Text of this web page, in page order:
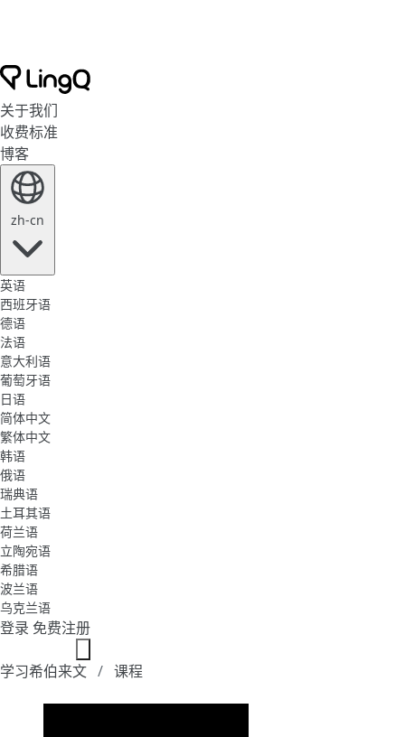
关于我们
收费标准
博客
zh-cn
英语
西班牙语
德语
法语
意大利语
葡萄牙语
日语
简体中文
繁体中文
韩语
俄语
瑞典语
土耳其语
荷兰语
立陶宛语
希腊语
波兰语
乌克兰语
登录 免费注册
学习希伯来文 课程